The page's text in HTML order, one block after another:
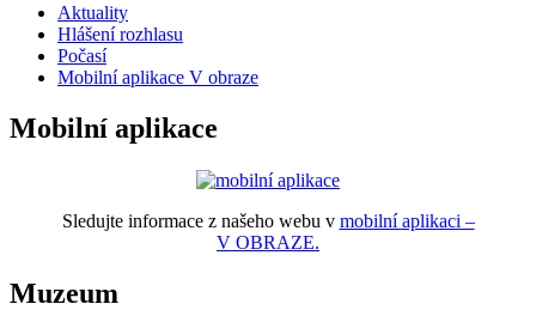
Aktuality
Hlášení rozhlasu
Počasí
Mobilní aplikace V obraze
Mobilní aplikace
Sledujte informace z našeho webu v mobilní aplikaci –
V OBRAZE.
Muzeum